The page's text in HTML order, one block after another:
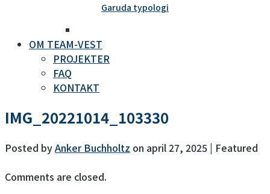
Garuda typologi
OM TEAM-VEST
PROJEKTER
FAQ
KONTAKT
IMG_20221014_103330
Posted byAnker Buchholtz on april 27, 2025 | Featured
Comments are closed.